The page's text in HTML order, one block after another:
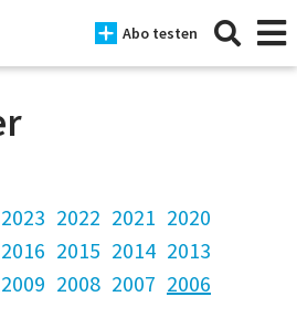
Abo testen
2023 2022 2021 2020
2016 2015 2014 2013
2009 2008 2007 2006